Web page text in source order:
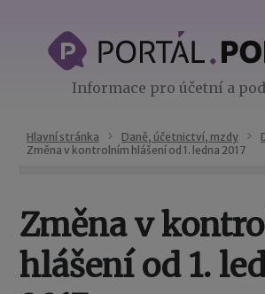
Informace pro účetní a
Hlavní stránka Daně, účetnictví, mzdy
Změna v kontrolním hlášení od 1. ledna 2017
Změna v
hlášení od 1.